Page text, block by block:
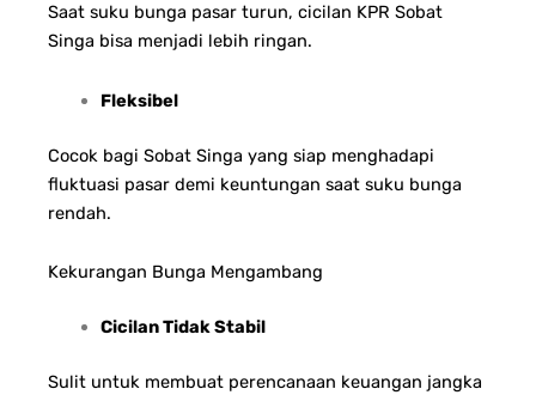
Saat suku bunga pasar turun, cicilan KPR Sobat
Singa bisa menjadi lebih ringan.
Fleksibel
Cocok bagi Sobat Singa yang siap menghadapi
fluktuasi pasar demi keuntungan saat suku bunga
rendah.
Kekurangan Bunga Mengambang
Cicilan Tidak Stabil
Sulit untuk membuat perencanaan keuangan jangka